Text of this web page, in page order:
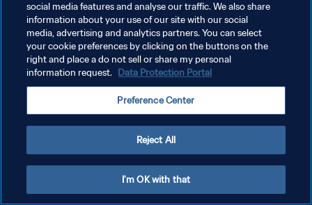
PRIVACY POLICY
TERMINI DI SERVIZIO
GESTISCI LE TUE PREFERENZE PER I COOKIES
social media features and analyse our traffic. We also share
information about your use of our site with our social
media, advertising and analytics partners. You can select
your cookie preferences by clicking on the buttons on the
right and place a do not sell or share my personal
information request. Data Protection Portal
Preference Center
Reject All
I'm OK with that